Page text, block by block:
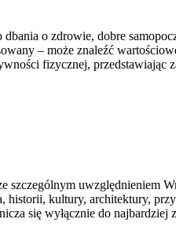
o zdrowie, dobre
– może znaleźć
fizycznej,
uwzględnieniem
kultury, architektury,
się wyłącznie do